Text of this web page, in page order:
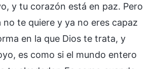
y tu corazón está en paz. Pero
no te quiere y ya no eres capaz
en la que Dios te trata, y
es como si el mundo entero